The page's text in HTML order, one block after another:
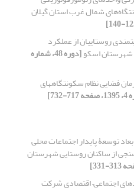
شمال غرب استان گیلان
روستاییان از عملکرد
شهرستان اسکو [دوره 48، شماره
فضایی نظام سکونتگاههای
توسعۀ پایدار اجتماعات محلی
از ساکنان روستایی شهرستان
اجتماعی– اقتصادی شرکت